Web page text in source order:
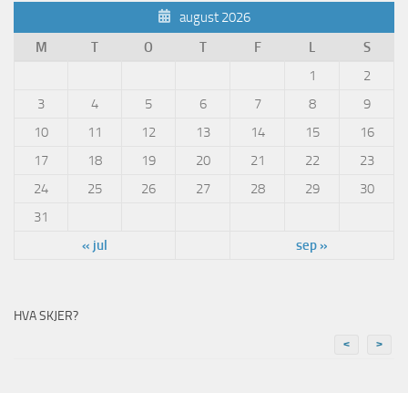
august 2026
M
T O T F L
S
1
2
3
4 5 6 7 8
9
10
11 12 13 14 15
16
17
18 19 20 21 22
23
24
25 26 27 28 29
30
31
« jul
sep »
HVA SKJER?
< >